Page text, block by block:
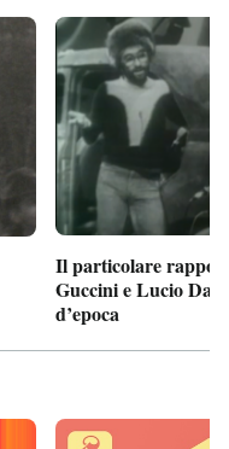
Il particolare
Guccini e Lucio
d’epoca